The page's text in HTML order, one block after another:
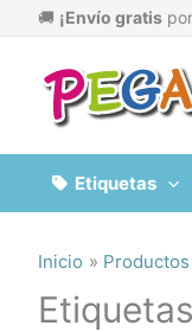
contenido
🚚 ¡Envío gratis
Etiquetas
Inicio Productos